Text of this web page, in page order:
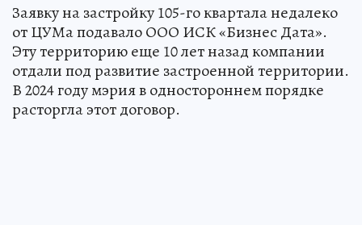
Заявку на застройку 105-го квартала недалеко
от ЦУМа подавало ООО ИСК «Бизнес Дата».
Эту территорию еще 10 лет назад компании
отдали под развитие застроенной территории.
В 2024 году мэрия в одностороннем порядке
расторгла этот договор.